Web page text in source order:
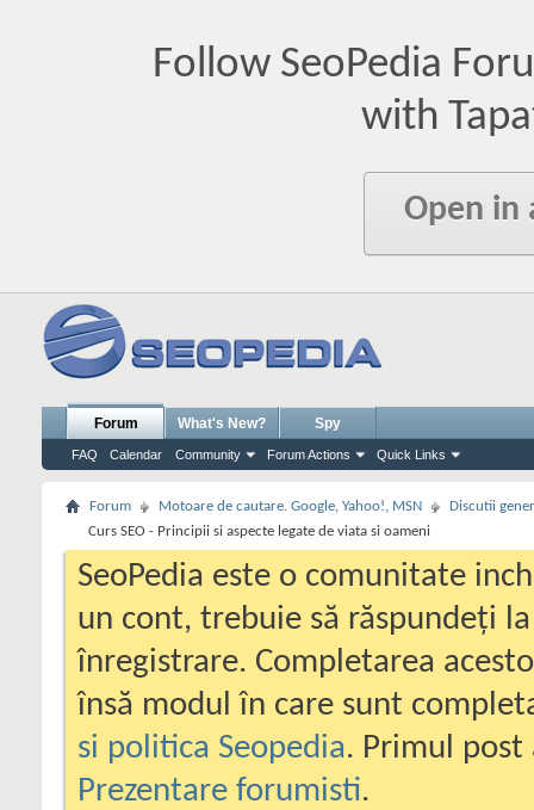
Follow SeoPedia
with
Open in
Forum
FAQ Calendar Community Forum Actions Quick Links
What's New? Spy
Forum Motoare de cautare. Google, Yahoo!, MSN
Discutii
Curs SEO - Principii si aspecte legate de viata si oameni
SeoPedia este o comunitate
un cont, trebuie să răspundeți
înregistrare. Completarea
însă modul în care sunt
si politica Seopedia. Primul
Prezentare forumisti.